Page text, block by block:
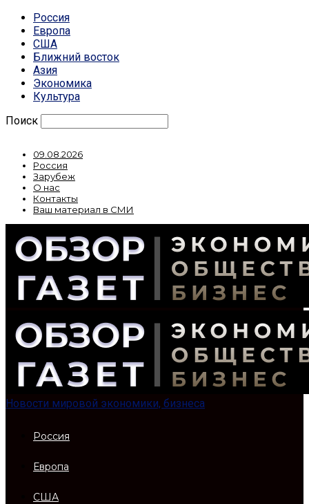
Россия
Европа
США
Ближний восток
Азия
Экономика
Культура
Поиск
09.08.2026
Россия
Зарубеж
О нас
Контакты
Ваш материал в СМИ
Новости мировой экономики, бизнеса
Россия
Европа
США